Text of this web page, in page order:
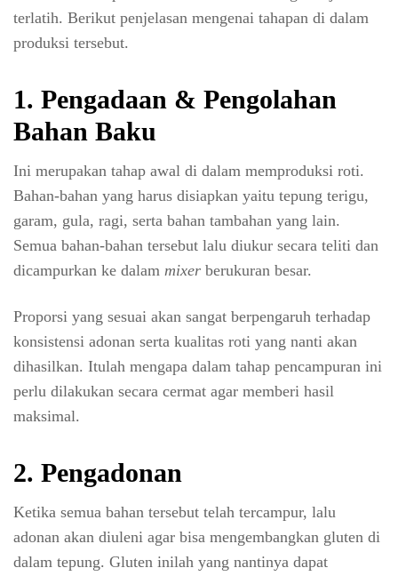
terlatih. Berikut penjelasan mengenai tahapan di dalam
produksi tersebut.
1. Pengadaan & Pengolahan
Bahan Baku
Ini merupakan tahap awal di dalam memproduksi roti.
Bahan-bahan yang harus disiapkan yaitu tepung terigu,
garam, gula, ragi, serta bahan tambahan yang lain.
Semua bahan-bahan tersebut lalu diukur secara teliti dan
dicampurkan ke dalam mixer berukuran besar.
Proporsi yang sesuai akan sangat berpengaruh terhadap
konsistensi adonan serta kualitas roti yang nanti akan
dihasilkan. Itulah mengapa dalam tahap pencampuran ini
perlu dilakukan secara cermat agar memberi hasil
maksimal.
2. Pengadonan
Ketika semua bahan tersebut telah tercampur, lalu
adonan akan diuleni agar bisa mengembangkan gluten di
dalam tepung. Gluten inilah yang nantinya dapat